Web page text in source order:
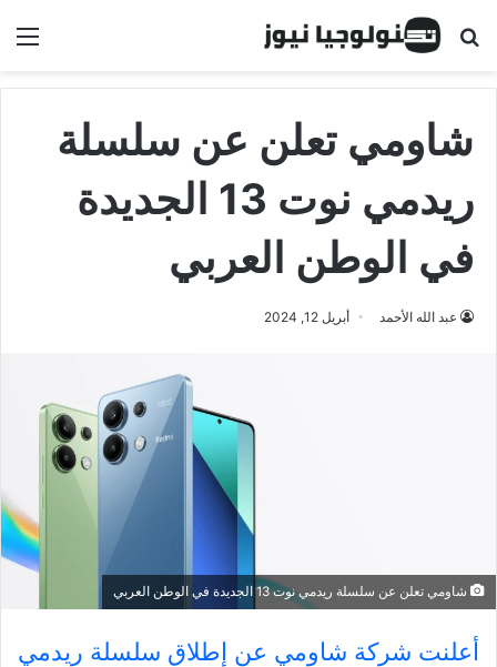
البحث عن
شاومي تعلن عن سلسلة
ريدمي نوت 13 الجديدة
في الوطن العربي
عبد الله الأحمد أبريل 12, 2024
شاومي تعلن عن سلسلة ريدمي نوت 13 الجديدة في الوطن العربي
أعلنت شركة شاومي عن إطلاق سلسلة ريدمي